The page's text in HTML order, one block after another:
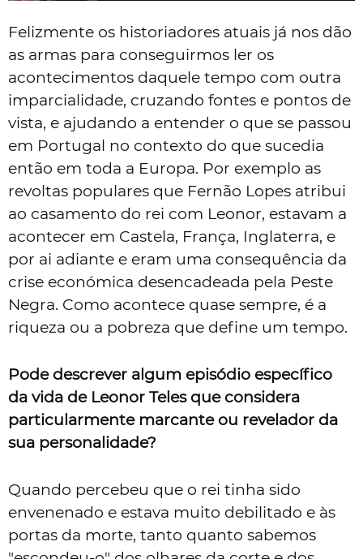
Felizmente os historiadores atuais já nos dão
as armas para conseguirmos ler os
acontecimentos daquele tempo com outra
imparcialidade, cruzando fontes e pontos de
vista, e ajudando a entender o que se passou
em Portugal no contexto do que sucedia
então em toda a Europa. Por exemplo as
revoltas populares que Fernão Lopes atribui
ao casamento do rei com Leonor, estavam a
acontecer em Castela, França, Inglaterra, e
por ai adiante e eram uma consequência da
crise económica desencadeada pela Peste
Negra. Como acontece quase sempre, é a
riqueza ou a pobreza que define um tempo.
Pode descrever algum episódio específico
da vida de Leonor Teles que considera
particularmente marcante ou revelador da
sua personalidade?
Quando percebeu que o rei tinha sido
envenenado e estava muito debilitado e às
portas da morte, tanto quanto sabemos